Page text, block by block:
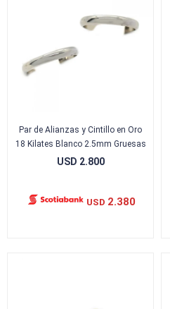
Par de Alianzas y Cintillo en Oro
18 Kilates Blanco 2.5mm Gruesas
USD 2.800
USD 2.380